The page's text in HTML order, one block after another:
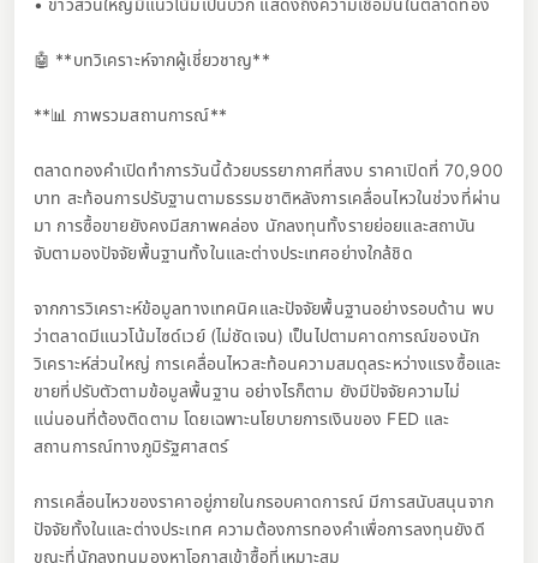
🤖 **บทวิเคราะห์จากผู้เชี่ยวชาญ**
**📊 ภาพรวมสถานการณ์**
ตลาดทองคำเปิดทำการวันนี้ด้วยบรรยากาศที่สงบ ราคาเปิดที่ 70,900
บาท สะท้อนการปรับฐานตามธรรมชาติหลังการเคลื่อนไหวในช่วงที่ผ่าน
มา การซื้อขายยังคงมีสภาพคล่อง นักลงทุนทั้งรายย่อยและสถาบัน
จับตามองปัจจัยพื้นฐานทั้งในและต่างประเทศอย่างใกล้ชิด
จากการวิเคราะห์ข้อมูลทางเทคนิคและปัจจัยพื้นฐานอย่างรอบด้าน พบ
ว่าตลาดมีแนวโน้มไซด์เวย์ (ไม่ชัดเจน) เป็นไปตามคาดการณ์ของนัก
วิเคราะห์ส่วนใหญ่ การเคลื่อนไหวสะท้อนความสมดุลระหว่างแรงซื้อและ
ขายที่ปรับตัวตามข้อมูลพื้นฐาน อย่างไรก็ตาม ยังมีปัจจัยความไม่
แน่นอนที่ต้องติดตาม โดยเฉพาะนโยบายการเงินของ FED และ
สถานการณ์ทางภูมิรัฐศาสตร์
การเคลื่อนไหวของราคาอยู่ภายในกรอบคาดการณ์ มีการสนับสนุนจาก
ปัจจัยทั้งในและต่างประเทศ ความต้องการทองคำเพื่อการลงทุนยังดี
ขณะที่นักลงทุนมองหาโอกาสเข้าซื้อที่เหมาะสม